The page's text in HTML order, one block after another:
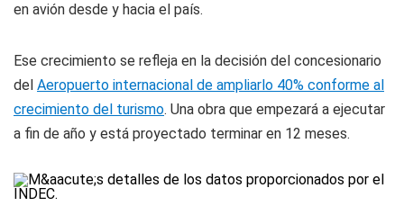
en avión desde y hacia el país.
Ese crecimiento se refleja en la decisión del concesionario
del Aeropuerto internacional de ampliarlo 40% conforme al
crecimiento del turismo. Una obra que empezará a ejecutar
a fin de año y está proyectado terminar en 12 meses.